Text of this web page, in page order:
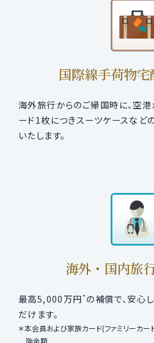
国際線手荷物
海外旅行からのご帰国時に、空港
ード1枚につきスーツケースな
いたします。
海外・国内旅
最高5,000万円*の補償で、安心
だけます。
本会員および家族カード(ファミリーカ
険金額